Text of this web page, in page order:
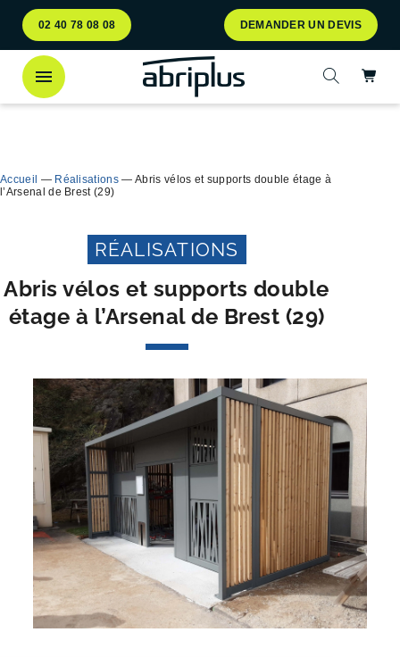
Aller
au
menu
Aller au
contenu
02 40 78 08 08 DEMANDER UN DEVIS
Ouvrir la
Accueil — Réalisations —Abris vélos et supports double étage à
l’Arsenal de Brest (29)
RÉALISATIONS
Abris vélos et supports double
étage à l’Arsenal de Brest (29)